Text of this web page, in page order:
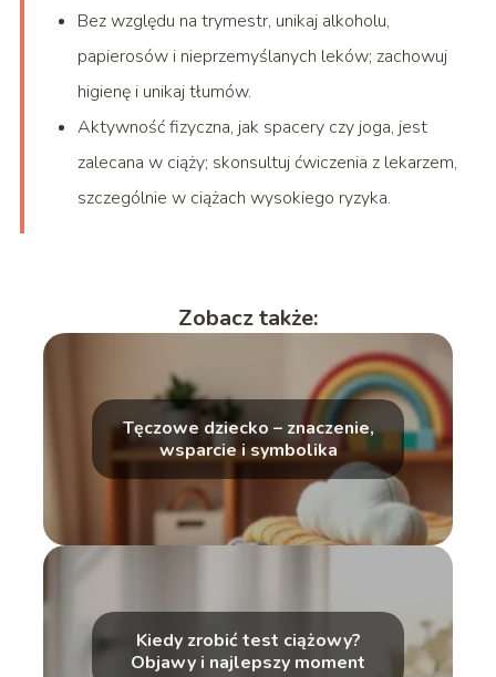
Bez względu na trymestr, unikaj alkoholu,
papierosów i nieprzemyślanych leków; zachowuj
higienę i unikaj tłumów.
Aktywność fizyczna, jak spacery czy joga, jest
zalecana w ciąży; skonsultuj ćwiczenia z lekarzem,
szczególnie w ciążach wysokiego ryzyka.
Zobacz także:
Tęczowe dziecko – znaczenie,
wsparcie i symbolika
Kiedy zrobić test ciążowy?
Objawy i najlepszy moment